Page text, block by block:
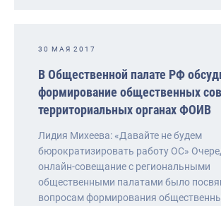
30 МАЯ 2017
В Общественной палате РФ
формирование общественных
территориальных органах ФОИВ
Лидия Михеева: «Давайте не будем
бюрократизировать работу ОС»
онлайн-совещание с региональными
общественными палатами было
вопросам формирования